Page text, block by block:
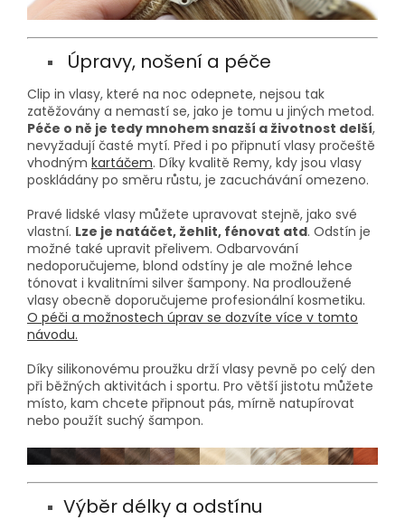
Úpravy, nošení a péče
Clip in vlasy, které na noc odepnete, nejsou tak
zatěžovány a nemastí se, jako je tomu u jiných metod.
Péče o ně je tedy mnohem snazší a životnost delší,
nevyžadují časté mytí. Před i po připnutí vlasy pročeště
vhodným kartáčem. Díky kvalitě Remy, kdy jsou vlasy
poskládány po směru růstu, je zacuchávání omezeno.
Pravé lidské vlasy můžete upravovat stejně, jako své
vlastní. Lze je natáčet, žehlit, fénovat atd. Odstín je
možné také upravit přelivem. Odbarvování
nedoporučujeme, blond odstíny je ale možné lehce
tónovat i kvalitními silver šampony. Na prodloužené
vlasy obecně doporučujeme profesionální kosmetiku.
O péči a možnostech úprav se dozvíte více v tomto
návodu.
Díky silikonovému proužku drží vlasy pevně po celý den
při běžných aktivitách i sportu. Pro větší jistotu můžete
místo, kam chcete připnout pás, mírně natupírovat
nebo použít suchý šampon.
Výběr délky a odstínu